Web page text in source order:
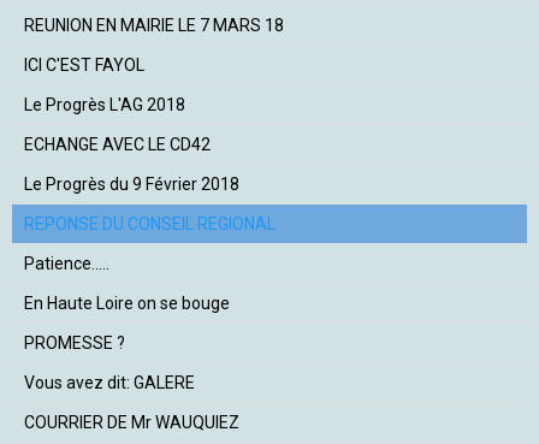
REUNION EN MAIRIE LE 7 MARS 18
ICI C'EST FAYOL
Le Progrès L'AG 2018
ECHANGE AVEC LE CD42
Le Progrès du 9 Février 2018
REPONSE DU CONSEIL REGIONAL
Patience.....
En Haute Loire on se bouge
PROMESSE ?
Vous avez dit: GALERE
COURRIER DE Mr WAUQUIEZ